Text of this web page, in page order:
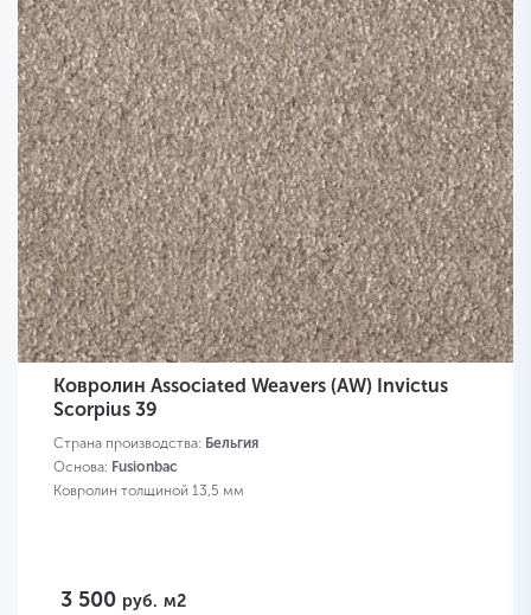
Ковролин Associated Weavers (AW) Invictus
Scorpius 39
Страна производства: Бельгия
Основа: Fusionbac
Ковролин толщиной 13,5 мм
3 500 руб. м2